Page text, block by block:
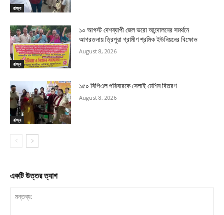
রাজ্য
রাজ্য
১০ আগস্ট দেশব্যাপী জেল ভরো আন্দোলনের সমর্থনে
আগরতলায় ত্রিপুরা গ্রামীণ শ্রমিক ইউনিয়নের বিক্ষোভ
August 8, 2026
রাজ্য
১৫০ বিপিএল পরিবারকে সেলাই মেশিন বিতরণ
August 8, 2026
একটি উত্তর ত্যাগ